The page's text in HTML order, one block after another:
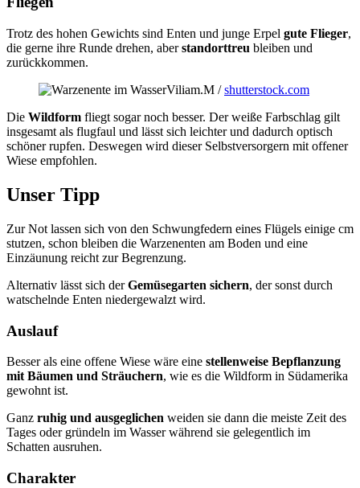
Trotz des hohen Gewichts sind Enten und junge Erpel gute Flieger,
die gerne ihre Runde drehen, aberstandorttreu bleiben und
zurückkommen.
Viliam.M /shutterstock.com
Die Wildform fliegt sogar noch besser. Der weiße Farbschlag gilt
insgesamt als flugfaul und lässt sich leichter und dadurch optisch
schöner rupfen. Deswegen wird dieser Selbstversorgern mit offener
Wiese empfohlen.
Unser Tipp
Zur Not lassen sich von den Schwungfedern eines Flügels einige cm
stutzen, schon bleiben die Warzenenten am Boden und eine
Einzäunung reicht zur Begrenzung.
Alternativ lässt sich derGemüsegarten sichern, der sonst durch
watschelnde Enten niedergewalzt wird.
Auslauf
Besser als eine offene Wiese wäre eine stellenweise Bepflanzung
mit Bäumen und Sträuchern, wie es die Wildform in Südamerika
gewohnt ist.
Ganz ruhig und ausgeglichen weiden sie dann die meiste Zeit des
Tages oder gründeln im Wasser während sie gelegentlich im
Schatten ausruhen.
Charakter